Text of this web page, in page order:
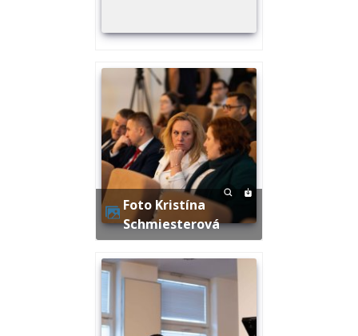
Foto Kristína
Schmiesterová